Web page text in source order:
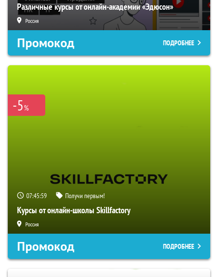
Различные курсы от онлайн-академии «Эдюсон»
Россия
Промокод ПОДРОБНЕЕ
-5%
07:45:58 Получи первым!
Курсы от онлайн-школы Skillfactory
Россия
Промокод ПОДРОБНЕЕ